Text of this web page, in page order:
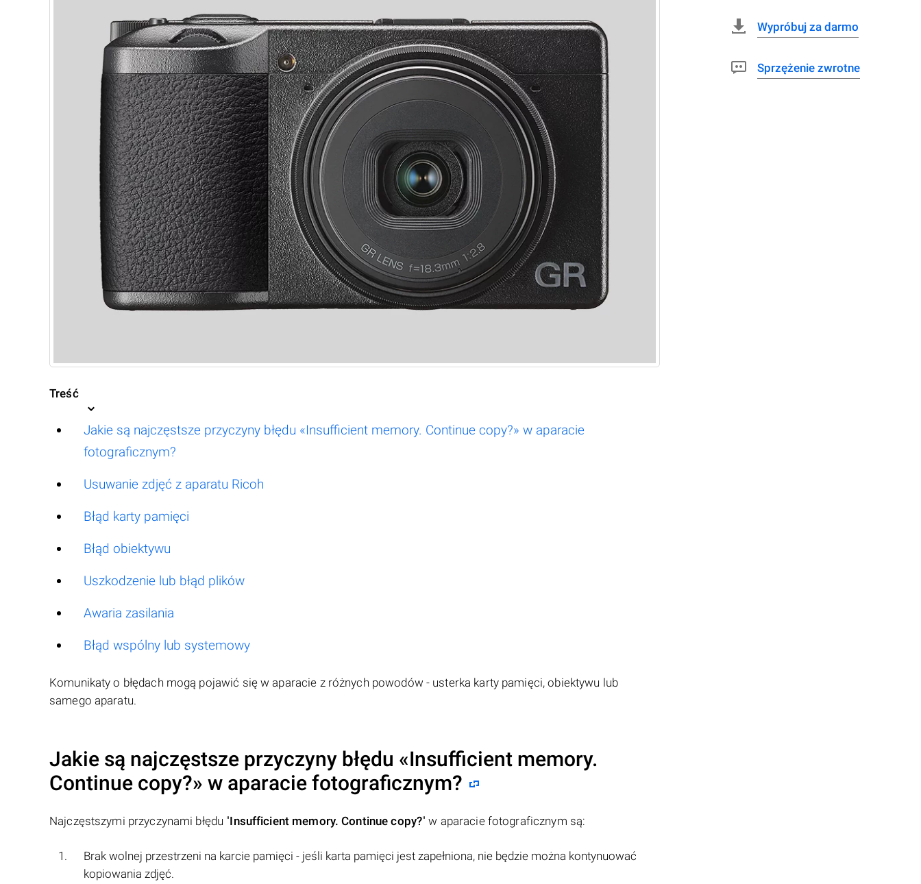
Treść
Jakie są najczęstsze przyczyny błędu «Insufficient memory. Continue copy?» w aparacie
fotograficznym?
Usuwanie zdjęć z aparatu Ricoh
Błąd karty pamięci
Błąd obiektywu
Uszkodzenie lub błąd plików
Awaria zasilania
Błąd wspólny lub systemowy
Komunikaty o błędach mogą pojawić się w aparacie z różnych powodów - usterka karty pamięci, obiektywu lub
samego aparatu.
Jakie są najczęstsze przyczyny błędu «Insufficient memory.
Continue copy?» w aparacie fotograficznym?
Najczęstszymi przyczynami błędu "Insufficient memory. Continue copy?" w aparacie fotograficznym są:
Brak wolnej przestrzeni na karcie pamięci - jeśli karta pamięci jest zapełniona, nie będzie można kontynuować
kopiowania zdjęć.
Wypróbuj za darmo
Sprzężenie zwrotne